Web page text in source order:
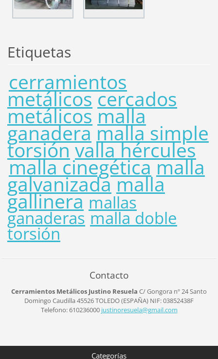
Etiquetas
cerramientos
metálicoscercados
metálicosmalla
ganadera malla simple
torsiónvalla hércules
malla cinegéticamalla
galvanizadamalla
gallinera mallas
ganaderas malla doble
torsión
Contacto
Cerramientos Metálicos Justino Resuela C/ Gongora nº 24Santo
Domingo Caudilla 45526TOLEDO (ESPAÑA) NIF: 03852438F
Telefono: 610236000 justinoresuela@gmail.com
Categorías